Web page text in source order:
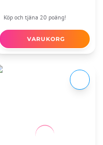
Köp och tjäna 20 poäng!
VARUKORG